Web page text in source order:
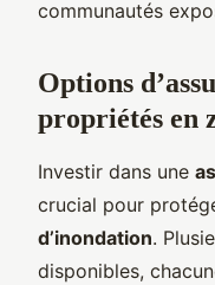
communautés
Options
propriétés en
Investir dans une
crucial pour
d’inondation.
disponibles,